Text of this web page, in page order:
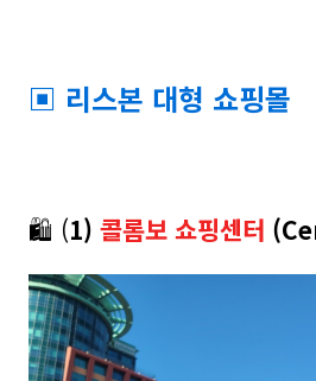
▣ 리스본 대형 쇼핑몰
🛍️ (1) 콜롬보 쇼핑센터